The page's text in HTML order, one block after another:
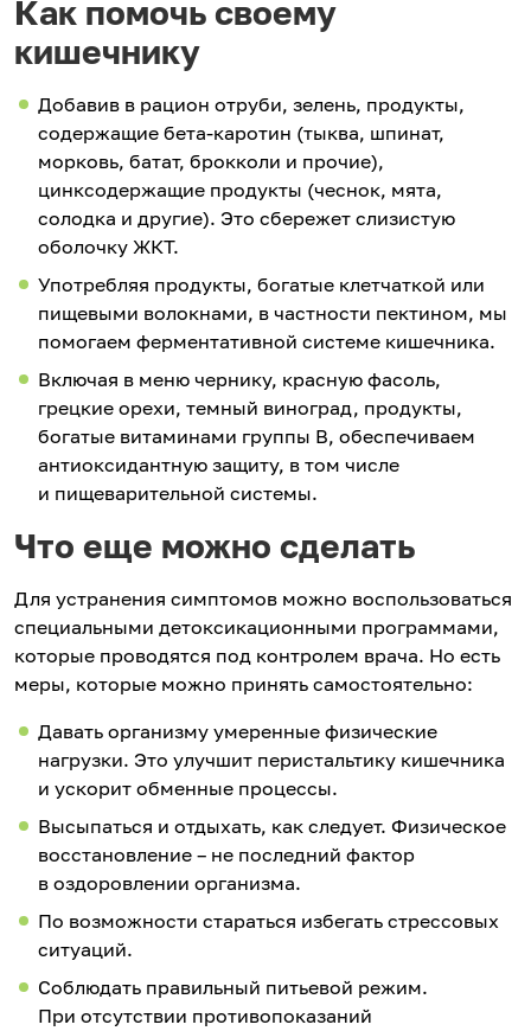
Как помочь своему
кишечнику
Добавив в рацион отруби, зелень, продукты,
содержащие бета-каротин (тыква, шпинат,
морковь, батат, брокколи и прочие),
цинксодержащие продукты (чеснок, мята,
солодка и другие). Это сбережет слизистую
оболочку ЖКТ.
Употребляя продукты, богатые клетчаткой или
пищевыми волокнами, в частности пектином, мы
помогаем ферментативной системе кишечника.
Включая в меню чернику, красную фасоль,
грецкие орехи, темный виноград, продукты,
богатые витаминами группы В, обеспечиваем
антиоксидантную защиту, в том числе
и пищеварительной системы.
Что еще можно сделать
Для устранения симптомов можно воспользоваться
специальными детоксикационными программами,
которые проводятся под контролем врача. Но есть
меры, которые можно принять самостоятельно:
Давать организму умеренные физические
нагрузки. Это улучшит перистальтику кишечника
и ускорит обменные процессы.
Высыпаться и отдыхать, как следует. Физическое
восстановление – не последний фактор
в оздоровлении организма.
По возможности стараться избегать стрессовых
ситуаций.
Соблюдать правильный питьевой режим.
При отсутствии противопоказаний